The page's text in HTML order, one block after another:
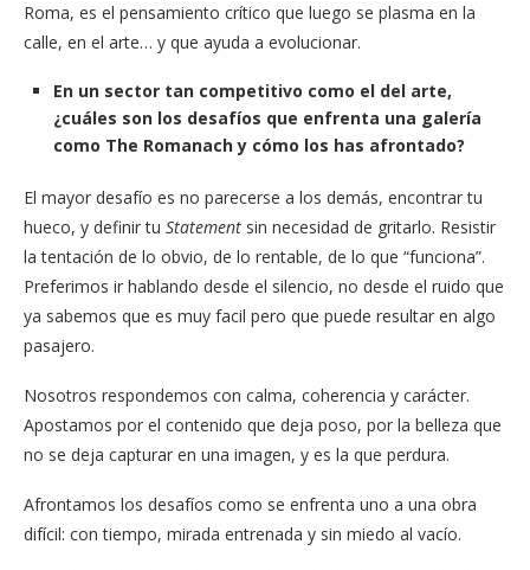
Roma, es el pensamiento crítico que luego se plasma en la
calle, en el arte… y que ayuda a evolucionar.
En un sector tan competitivo como el del arte,
¿cuáles son los desafíos que enfrenta una galería
como The Romanach y cómo los has afrontado?
El mayor desafío es no parecerse a los demás, encontrar tu
hueco, y definir tu Statement sin necesidad de gritarlo. Resistir
la tentación de lo obvio, de lo rentable, de lo que “funciona”.
Preferimos ir hablando desde el silencio, no desde el ruido que
ya sabemos que es muy facil pero que puede resultar en algo
pasajero.
Nosotros respondemos con calma, coherencia y carácter.
Apostamos por el contenido que deja poso, por la belleza que
no se deja capturar en una imagen, y es la que perdura.
Afrontamos los desafíos como se enfrenta uno a una obra
difícil: con tiempo, mirada entrenada y sin miedo al vacío.